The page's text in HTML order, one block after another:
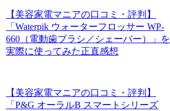
【美容家電マニアの口コミ・評判】
「Waterpik ウォーターフロッサー WP-
660（電動歯ブラシ／シェーバー）」を
実際に使ってみた正直感想
【美容家電マニアの口コミ・評判】
「P&G オーラルB スマートシリーズ